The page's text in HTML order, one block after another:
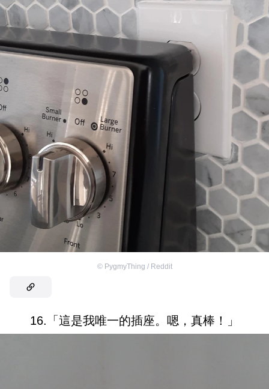
© PygmyThing / Reddit
16.「這是我唯一的插座。嗯，真棒！」